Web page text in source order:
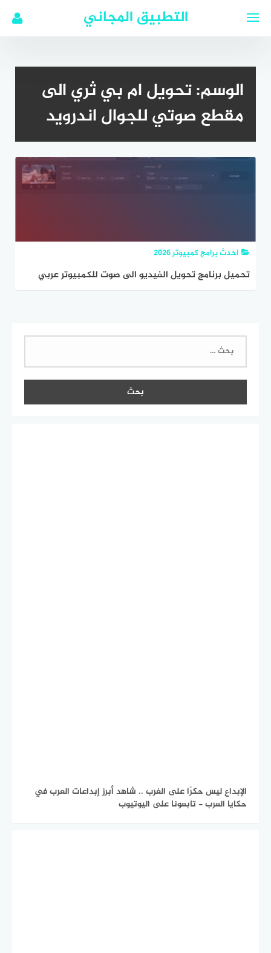
التطبيق المجاني
الوسم:تحويل ام بي ثري الى
مقطع صوتي للجوال اندرويد
احدث برامج كمبيوتر 2026
تحميل برنامج تحويل الفيديو الى صوت للكمبيوتر عربي
البحث
الإبداع ليس حكرًا على الغرب .. شاهد أبرز إبداعات العرب في
حكايا العرب - تابعونا على اليوتيوب